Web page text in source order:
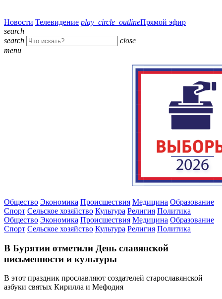
Новости Телевидение play_circle_outlineПрямой эфир
search
search
close
menu
Общество Экономика Происшествия Медицина Образование
Спорт Сельское хозяйство Культура Религия Политика
Общество Экономика Происшествия Медицина Образование
Спорт Сельское хозяйство Культура Религия Политика
В Бурятии отметили День славянской
письменности и культуры
В этот праздник прославляют создателей старославянской
азбуки святых Кирилла и Мефодия